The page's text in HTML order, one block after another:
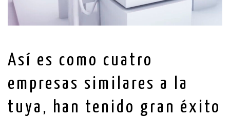
Así es como cuatro
empresas similares a la
tuya, han tenido gran éxito